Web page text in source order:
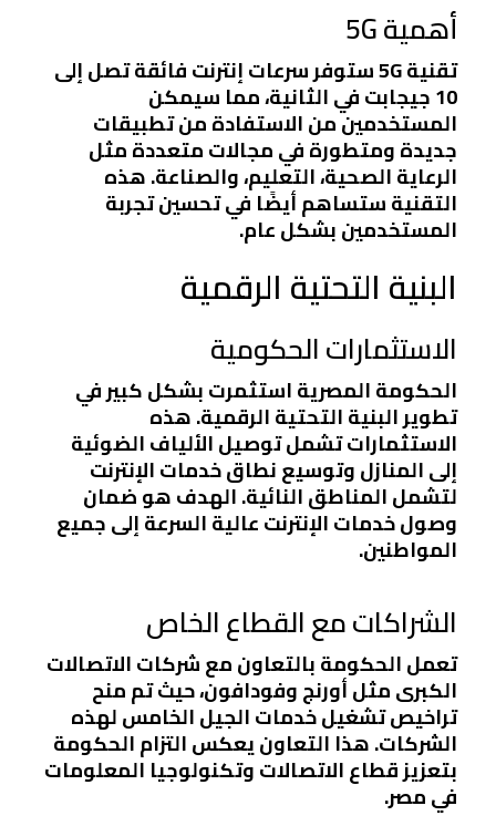
أهمية 5G
تقنية 5G ستوفر سرعات إنترنت فائقة تصل إلى
10 جيجابت في الثانية، مما سيمكن
المستخدمين من الاستفادة من تطبيقات
جديدة ومتطورة في مجالات متعددة مثل
الرعاية الصحية، التعليم، والصناعة. هذه
التقنية ستساهم أيضًا في تحسين تجربة
المستخدمين بشكل عام.
البنية التحتية الرقمية
الاستثمارات الحكومية
الحكومة المصرية استثمرت بشكل كبير في
تطوير البنية التحتية الرقمية. هذه
الاستثمارات تشمل توصيل الألياف الضوئية
إلى المنازل وتوسيع نطاق خدمات الإنترنت
لتشمل المناطق النائية. الهدف هو ضمان
وصول خدمات الإنترنت عالية السرعة إلى جميع
المواطنين.
الشراكات مع القطاع الخاص
تعمل الحكومة بالتعاون مع شركات الاتصالات
الكبرى مثل أورنج وفودافون، حيث تم منح
تراخيص تشغيل خدمات الجيل الخامس لهذه
الشركات. هذا التعاون يعكس التزام الحكومة
بتعزيز قطاع الاتصالات وتكنولوجيا المعلومات
في مصر.